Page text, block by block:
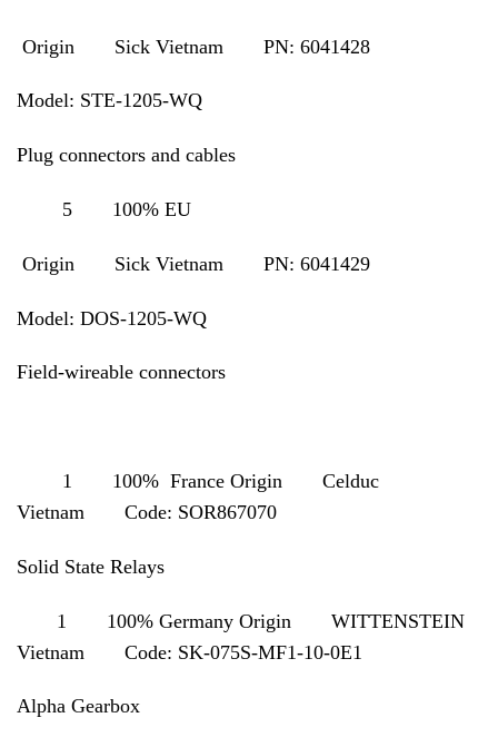
Origin Sick Vietnam PN: 6041428
Model: STE-1205-WQ
Plug connectors and cables
5 100% EU
Origin Sick Vietnam PN: 6041429
Model: DOS-1205-WQ
Field-wireable connectors
1 100% France Origin Celduc
Vietnam Code: SOR867070
Solid State Relays
1 100% Germany Origin WITTENSTEIN
Vietnam Code: SK-075S-MF1-10-0E1
Alpha Gearbox